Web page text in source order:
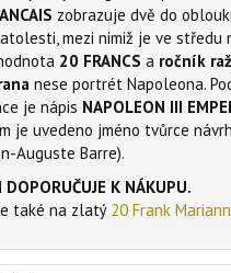
zobrazuje dvě do
mezi nimiž je ve středu
20 FRANCS a ročník
nese portrét Napoleona.
je nápis NAPOLEON III
je uvedeno jméno tvůrce
Auguste Barre).
K NÁKUPU.
také na zlatý 20 Frank